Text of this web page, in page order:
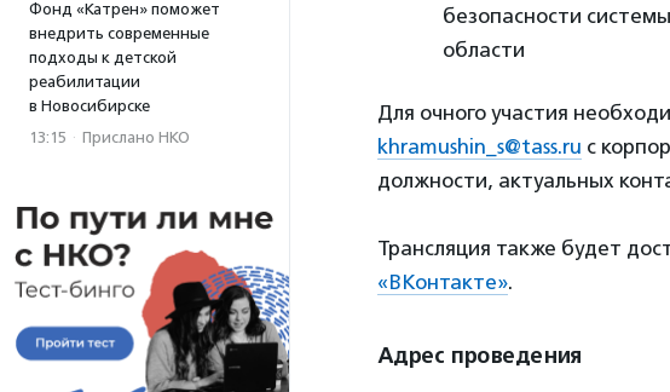
Фонд «Катрен» поможет
внедрить современные
подходы к детской
реабилитации
в Новосибирске
13:15 · Прислано НКО
безопасности
области
Для очного участия
khramushin_s@tass.ru с
должности, актуальных
Трансляция также будет
«ВКонтакте».
Адрес проведения